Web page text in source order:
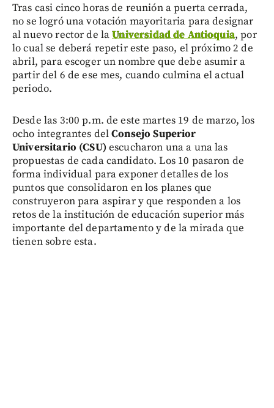
Tras casi cinco horas de reunión a puerta cerrada,
no se logró una votación mayoritaria para designar
al nuevo rector de laUniversidad de Antioquia, por
lo cual se deberá repetir este paso, el próximo 2 de
abril, para escoger un nombre que debe asumir a
partir del 6 de ese mes, cuando culmina el actual
periodo.
Desde las 3:00 p.m. de este martes 19 de marzo, los
ocho integrantes delConsejo Superior
Universitario (CSU)escucharon una a una las
propuestas de cada candidato. Los 10 pasaron de
forma individual para exponer detalles de los
puntos que consolidaron en los planes que
construyeron para aspirar y que responden a los
retos de la institución de educación superior más
importante del departamento y de la mirada que
tienen sobre esta.